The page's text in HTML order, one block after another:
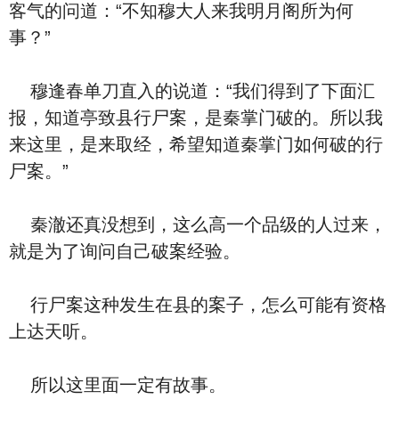
客气的问道：“不知穆大人来我明月阁所为何
事？”
穆逢春单刀直入的说道：“我们得到了下面汇
报，知道亭致县行尸案，是秦掌门破的。所以我
来这里，是来取经，希望知道秦掌门如何破的行
尸案。”
秦澈还真没想到，这么高一个品级的人过来，
就是为了询问自己破案经验。
行尸案这种发生在县的案子，怎么可能有资格
上达天听。
所以这里面一定有故事。